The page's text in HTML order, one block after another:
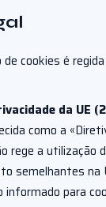
cookies é
da UE
como a
rege a utilização
semelhantes na
para